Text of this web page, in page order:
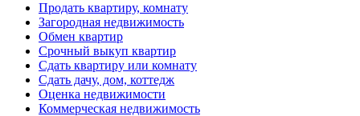
Продать квартиру, комнату
Загородная недвижимость
Обмен квартир
Срочный выкуп квартир
Сдать квартиру или комнату
Сдать дачу, дом, коттедж
Оценка недвижимости
Коммерческая недвижимость